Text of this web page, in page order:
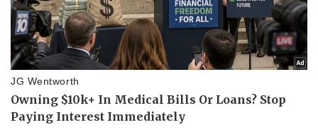
Doanh nghiệp
Thông tin doanh nghiệp
Doanh nghiệp 24h
Doanh nhân
Công nghệ
Tin Công nghệ
Trải nghiệm